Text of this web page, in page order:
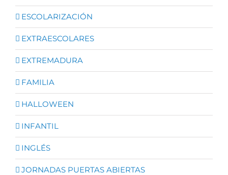
ESCOLARIZACIÓN
EXTRAESCOLARES
EXTREMADURA
FAMILIA
HALLOWEEN
INFANTIL
INGLÉS
JORNADAS PUERTAS ABIERTAS